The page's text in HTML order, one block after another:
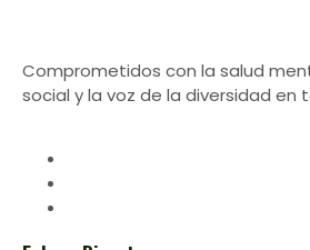
Comprometidos con la salud
social y la voz de la diversidad en